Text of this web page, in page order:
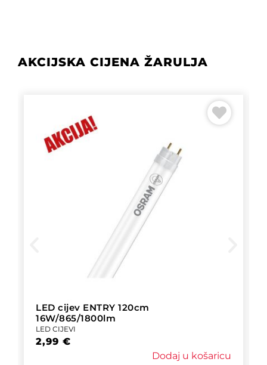
AKCIJSKA CIJENA ŽARULJA
LED cijev ENTRY 120cm
16W/865/1800lm
LED CIJEVI
2,99 €
Dodaj u košaricu